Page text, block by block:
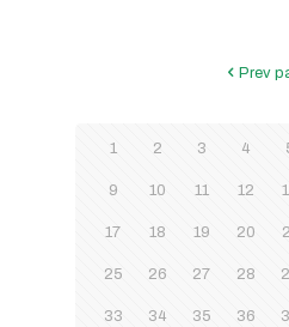
Prev
1 2 3 4
9 10 11 12
17 18 19 20
25 26 27 28
33 34 35 36